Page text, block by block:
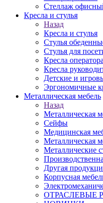
Стеллаж
Кресла и стулья
Назад
Кресла и стулья
Стулья
Стулья для
Кресла оператора
Кресла
Детские и
Эргономичные
Металлическая мебель
Назад
Металлическая
Сейфы
Медицинская
Металлическая
Металлические
Другая
Корпусная
ОТРАСЛЕВЫЕ